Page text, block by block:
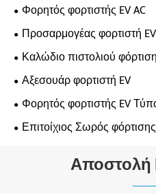
Φορητός φορτιστής EV AC
Προσαρμογέας φορτιστή EV
Καλώδιο πιστολιού
Αξεσουάρ φορτιστή EV
Φορητός φορτιστής EV
Επιτοίχιος Σωρός